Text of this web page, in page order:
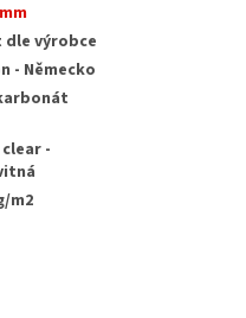
dle výrobce
- Německo
-
m2